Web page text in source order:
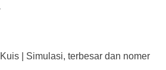
| Simulasi, terbesar dan nomer